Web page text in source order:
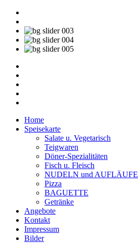
Home
Speisekarte
Salate u. Vegetarisch
Teigwaren
Döner-Spezialitäten
Fisch u. Fleisch
NUDELN und AUFLÄUFE
Pizza
BAGUETTE
Getränke
Angebote
Kontakt
Impressum
Bilder